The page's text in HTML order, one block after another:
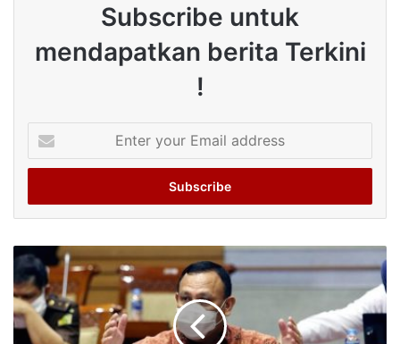
Subscribe untuk
mendapatkan berita Terkini
!
your
Email